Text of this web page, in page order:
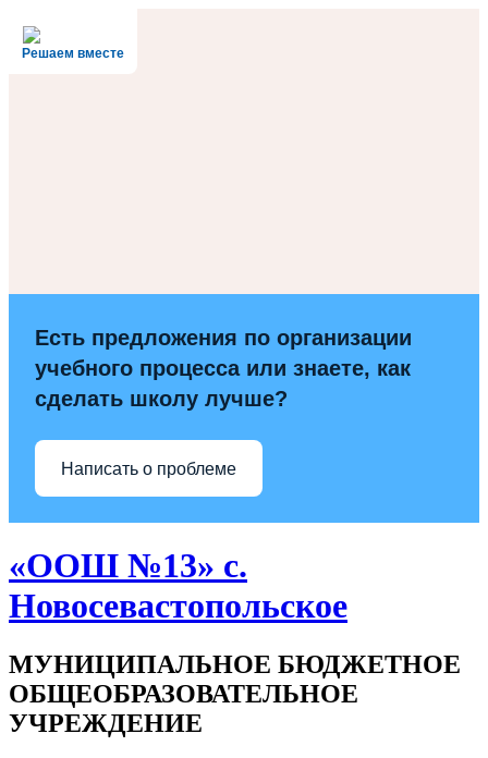
Решаем вместе
Есть предложения по организации
учебного процесса или знаете, как
сделать школу лучше?
Написать о проблеме
«ООШ №13» с.
Новосевастопольское
МУНИЦИПАЛЬНОЕ БЮДЖЕТНОЕ
ОБЩЕОБРАЗОВАТЕЛЬНОЕ
УЧРЕЖДЕНИЕ